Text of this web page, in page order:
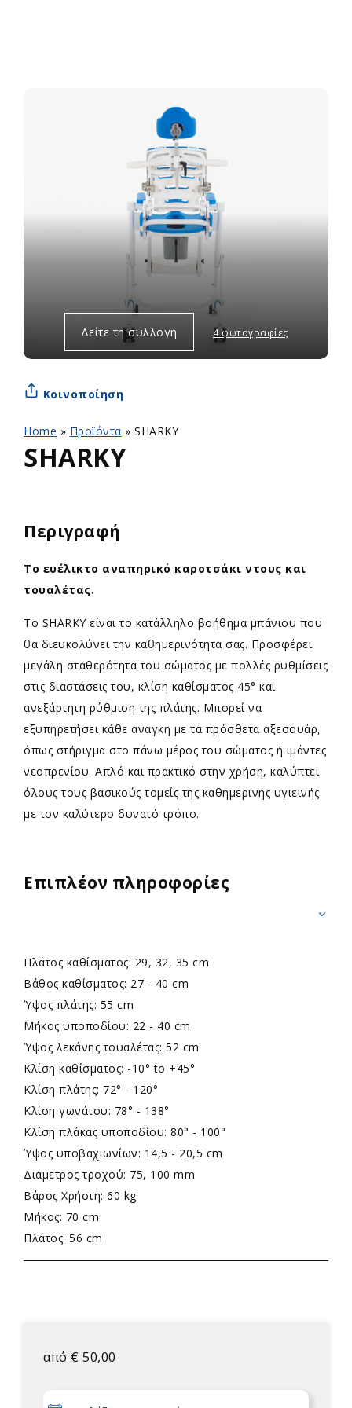
Δείτε τη συλλογή 4 φωτογραφίες
Home » Προϊόντα »SHARKY
SHARKY
Κοινοποίηση
από € 50,00
Περιγραφή
Το ευέλικτο αναπηρικό καροτσάκι ντους και
τουαλέτας.
Το SHARKY είναι το κατάλληλο βοήθημα μπάνιου που
θα διευκολύνει την καθημερινότητα σας. Προσφέρει
μεγάλη σταθερότητα του σώματος με πολλές ρυθμίσεις
στις διαστάσεις του, κλίση καθίσματος 45° και
ανεξάρτητη ρύθμιση της πλάτης. Μπορεί να
εξυπηρετήσει κάθε ανάγκη με τα πρόσθετα αξεσουάρ,
όπως στήριγμα στο πάνω μέρος του σώματος ή ιμάντες
νεοπρενίου. Απλό και πρακτικό στην χρήση, καλύπτει
όλους τους βασικούς τομείς της καθημερινής υγιεινής
με τον καλύτερο δυνατό τρόπο.
Επιπλέον πληροφορίες
Πλάτος καθίσματος: 29, 32, 35 cm
Βάθος καθίσματος: 27 - 40 cm
Ύψος πλάτης: 55 cm
Μήκος υποποδίου: 22 - 40 cm
Ύψος λεκάνης τουαλέτας: 52 cm
Κλίση καθίσματος: -10° to +45°
Κλίση πλάτης: 72° - 120°
Κλίση γωνάτου: 78° - 138°
Κλίση πλάκας υποποδίου: 80° - 100°
Ύψος υποβαχιωνίων: 14,5 - 20,5 cm
Διάμετρος τροχού: 75, 100 mm
Βάρος Xρήστη: 60 kg
Μήκος: 70 cm
Πλάτος: 56 cm